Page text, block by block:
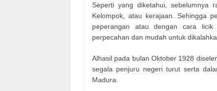
Seperti yang diketahui, sebelumnya
Kelompok, atau kerajaan. Sehingga
peperangan atau dengan cara
perpecahan dan mudah untuk
Alhasil pada bulan Oktober 1928
segala penjuru negeri turut serta
Madura.